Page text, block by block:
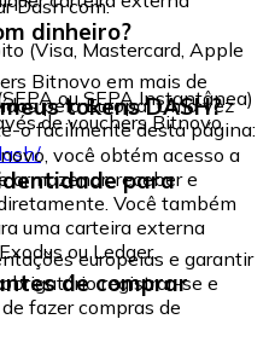
Dash com:
(Visa, Mastercard, Apple
ou SEPA Instantânea)
de vouchers Bitnovo
dinheiro?
Bitnovo em mais de
pela Europa. Uma vez
o facilmente desta página:
tokens DASH?
você obtém acesso a
armazenar, receber e
Você também
uma carteira externa
ou Ledger.
para
europeias e garantir
registrar-se e
fazer compras de
de comprar